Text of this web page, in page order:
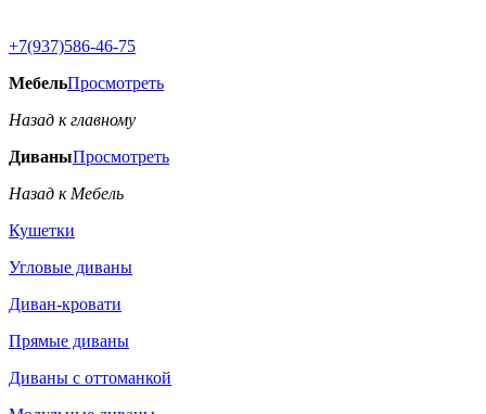
+7(937)586-46-75
МебельПросмотреть
Назад к главному
ДиваныПросмотреть
Назад к Мебель
Кушетки
Угловые диваны
Диван-кровати
Прямые диваны
Диваны с оттоманкой